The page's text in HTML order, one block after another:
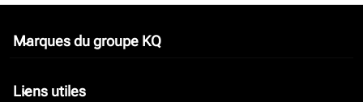
Marques du groupe KQ
keyboard_arrow_down
Liens utiles
keyboard_arrow_down